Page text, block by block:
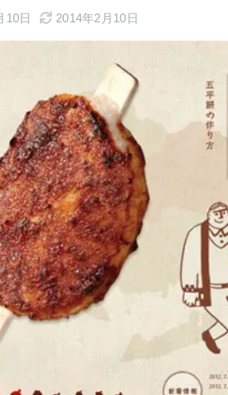
10日 2014年2月10日